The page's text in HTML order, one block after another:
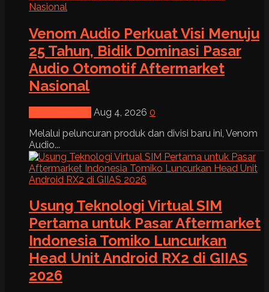
Venom Audio Perkuat Visi Menuju
25 Tahun, Bidik Dominasi Pasar
Audio Otomotif Aftermarket
Nasional
Aug 4, 2026 0
Melalui peluncuran produk dan divisi baru ini, Venom
Audio...
Usung Teknologi Virtual SIM
Pertama untuk Pasar Aftermarket
Indonesia Tomiko Luncurkan
Head Unit Android RX2 di GIIAS
2026